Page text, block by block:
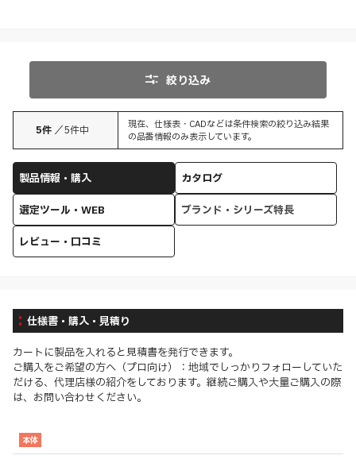
絞り込み
5件 ／5件中
現在、仕様表・CADなどは条件検索の絞り込み結果
の品番情報のみ表示しています。
製品情報・購入
カタログ
選定ツール・WEB
ブランド・シリーズ特長
レビュー・口コミ
仕様書・購入・見積り
カートに製品を入れると見積書を発行できます。
ご購入をご希望の方へ（プロ向け）：地域でしっかりフォローしていた
だける、代理店様の紹介をしております。継続ご購入や大量ご購入の際
は、お問い合わせください。
本体